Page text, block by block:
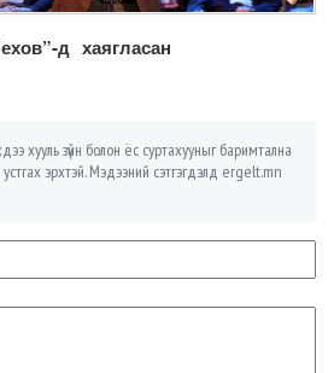
д хаягласан
хууль зүйн болон ёс суртахууныг баримтална
устгах эрхтэй. Мэдээний сэтгэгдэлд ergelt.mn